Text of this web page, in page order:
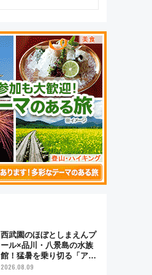
西武園のほぼとしまえんプ
ール×品川・八景島の水族
館！猛暑を乗り切る「アク
ティブパス」で夏休みをお
2026.08.09